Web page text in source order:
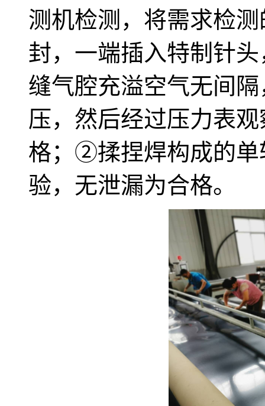
测机检测，将需求检
封，一端插入特制针
缝气腔充溢空气无间
压，然后经过压力表
格；②揉捏焊构成的单
验，无泄漏为合格。